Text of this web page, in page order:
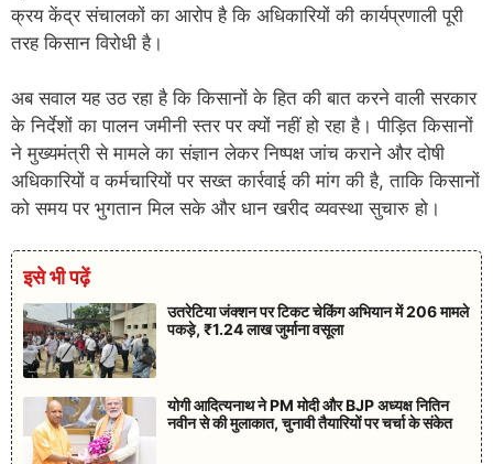
क्रय केंद्र संचालकों का आरोप है कि अधिकारियों की कार्यप्रणाली पूरी
तरह किसान विरोधी है।
अब सवाल यह उठ रहा है कि किसानों के हित की बात करने वाली सरकार
के निर्देशों का पालन जमीनी स्तर पर क्यों नहीं हो रहा है। पीड़ित किसानों
ने मुख्यमंत्री से मामले का संज्ञान लेकर निष्पक्ष जांच कराने और दोषी
अधिकारियों व कर्मचारियों पर सख्त कार्रवाई की मांग की है, ताकि किसानों
को समय पर भुगतान मिल सके और धान खरीद व्यवस्था सुचारु हो।
इसे भी पढ़ें
उतरेटिया जंक्शन पर टिकट चेकिंग अभियान में 206 मामले
पकड़े, ₹1.24 लाख जुर्माना वसूला
योगी आदित्यनाथ ने PM मोदी और BJP अध्यक्ष नितिन
नवीन से की मुलाकात, चुनावी तैयारियों पर चर्चा के संकेत